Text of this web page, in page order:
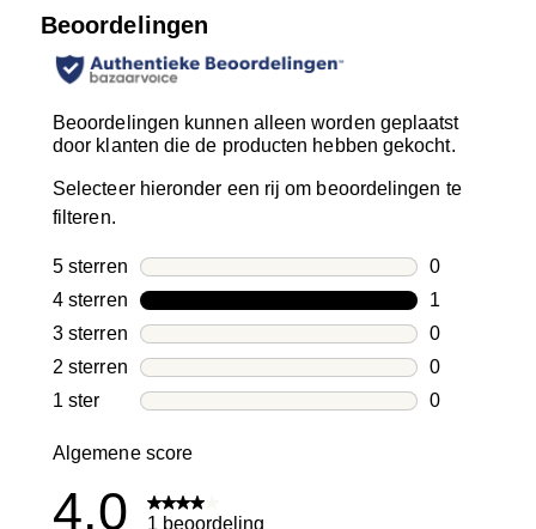
Beoordelingen
Beoordelingen kunnen alleen worden geplaatst
door klanten die de producten hebben gekocht.
Selecteer hieronder een rij om beoordelingen te
filteren.
5 sterren sterren
0
0
4 sterren sterren
1
1
3 sterren sterren
0
0
2 sterren sterren
0
0
1 ster sterren
0
Algemene score
4.0 1 beoordeling